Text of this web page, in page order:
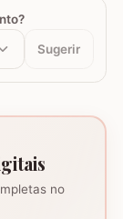
Sugerir
no